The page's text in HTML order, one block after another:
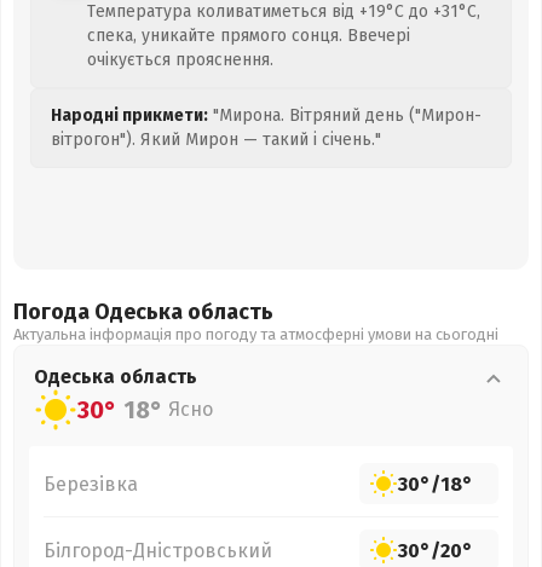
Температура коливатиметься від +19°C до +31°C,
спека, уникайте прямого сонця. Ввечері
очікується прояснення.
Народні прикмети: "Мирона. Вітряний день ("Мирон-
вітрогон"). Який Мирон — такий і січень."
Погода Одеська область
Актуальна інформація про погоду та атмосферні умови на сьогодні
Одеська область
30° 18° Ясно
Березівка 30°/18°
Білгород-Дністровський 30°/20°